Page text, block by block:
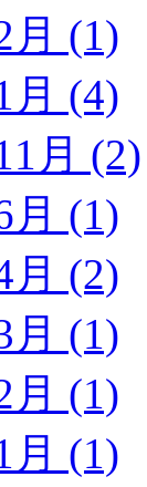
月 (1)
月 (4)
月 (2)
月 (1)
月 (2)
月 (1)
月 (1)
月 (1)